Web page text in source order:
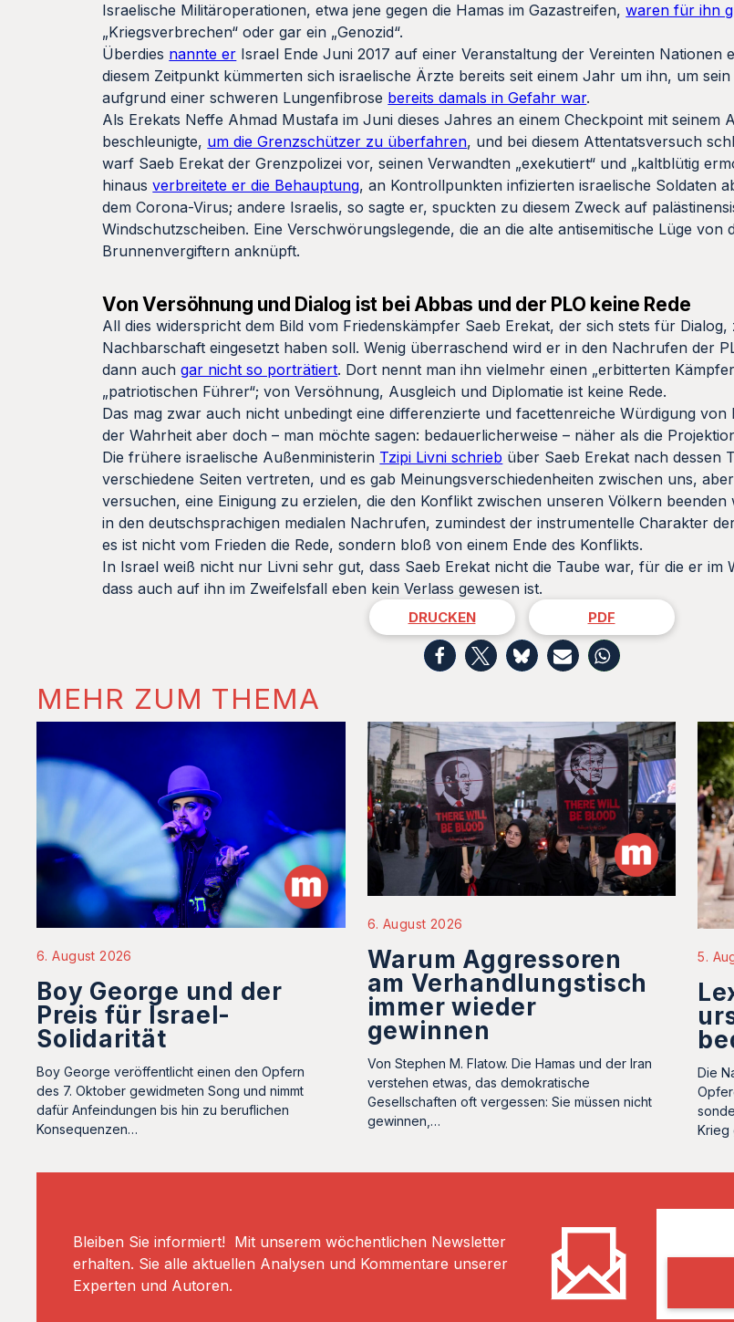
Israelische Militäroperationen, etwa jene gegen die Hamas im Gazastreifen,waren für ihn
„Kriegsverbrechen“ oder gar ein „Genozid“.
Überdies nannte er Israel Ende Juni 2017 auf einer Veranstaltung der Vereinten Nationen
diesem Zeitpunkt kümmerten sich israelische Ärzte bereits seit einem Jahr um ihn, um
aufgrund einer schweren Lungenfibrose bereits damals in Gefahr war.
Als Erekats Neffe Ahmad Mustafa im Juni dieses Jahres an einem Checkpoint mit seinem
beschleunigte, um die Grenzschützer zu überfahren, und bei diesem Attentatsversuch
warf Saeb Erekat der Grenzpolizei vor, seinen Verwandten „exekutiert“ und „kaltblütig
hinausverbreitete er die Behauptung, an Kontrollpunkten infizierten israelische Soldaten
dem Corona-Virus; andere Israelis, so sagte er, spuckten zu diesem Zweck auf
Windschutzscheiben. Eine Verschwörungslegende, die an die alte antisemitische Lüge von
Brunnenvergiftern anknüpft.
Von Versöhnung und Dialog ist bei Abbas und der PLO keine Rede
All dies widerspricht dem Bild vom Friedenskämpfer Saeb Erekat, der sich stets für Dialog,
Nachbarschaft eingesetzt haben soll. Wenig überraschend wird er in den Nachrufen der
dann auchgar nicht so porträtiert. Dort nennt man ihn vielmehr einen „erbitterten
„patriotischen Führer“; von Versöhnung, Ausgleich und Diplomatie ist keine Rede.
Das mag zwar auch nicht unbedingt eine differenzierte und facettenreiche Würdigung von
der Wahrheit aber doch – man möchte sagen: bedauerlicherweise – näher als die
Die frühere israelische Außenministerin Tzipi Livni schrieb über Saeb Erekat nach dessen
verschiedene Seiten vertreten, und es gab Meinungsverschiedenheiten zwischen uns,
versuchen, eine Einigung zu erzielen, die den Konflikt zwischen unseren Völkern beenden
in den deutschsprachigen medialen Nachrufen, zumindest der instrumentelle Charakter
es ist nicht vom Frieden die Rede, sondern bloß von einem Ende des Konflikts.
In Israel weiß nicht nur Livni sehr gut, dass Saeb Erekat nicht die Taube war, für die er im
dass auch auf ihn im Zweifelsfall eben kein Verlass gewesen ist.
DRUCKEN PDF
MEHR ZUM THEMA
6. August 2026
Boy George und der
Preis für Israel-
Solidarität
Boy George veröffentlicht einen den Opfern
des 7. Oktober gewidmeten Song und nimmt
dafür Anfeindungen bis hin zu beruflichen
Konsequenzen…
6. August 2026
Warum Aggressoren
am Verhandlungstisch
immer wieder
gewinnen
Von Stephen M. Flatow. Die Hamas und der Iran
verstehen etwas, das demokratische
Gesellschaften oft vergessen: Sie müssen nicht
gewinnen,…
5.
Die
Krieg
Bleiben Sie informiert! Mit unserem wöchentlichen Newsletter
erhalten. Sie alle aktuellen Analysen und Kommentare unserer
Experten und Autoren.
l